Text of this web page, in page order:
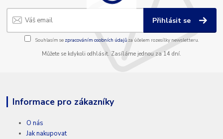
Přihlásit se
Souhlasím se zpracováním osobních údajůza účelem rozesílky newsletteru.
Můžete se kdykoli odhlásit. Zasíláme jednou za 14 dní.
Informace pro zákazníky
O nás
Jak nakupovat